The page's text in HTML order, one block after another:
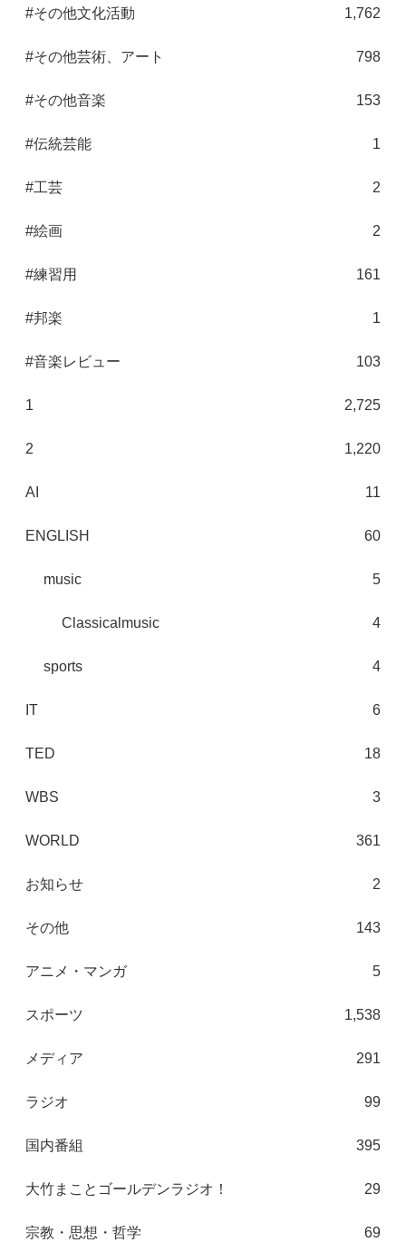
#その他文化活動 1,762
#その他芸術、アート 798
#その他音楽 153
#伝統芸能 1
#工芸 2
#絵画 2
#練習用 161
#邦楽 1
#音楽レビュー 103
1 2,725
2 1,220
AI 11
ENGLISH 60
music 5
Classicalmusic 4
sports 4
IT 6
TED 18
WBS 3
WORLD 361
お知らせ 2
その他 143
アニメ・マンガ 5
スポーツ 1,538
メディア 291
ラジオ 99
国内番組 395
大竹まことゴールデンラジオ！ 29
宗教・思想・哲学 69